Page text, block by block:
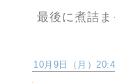
最後に煮詰
10月9日（月）